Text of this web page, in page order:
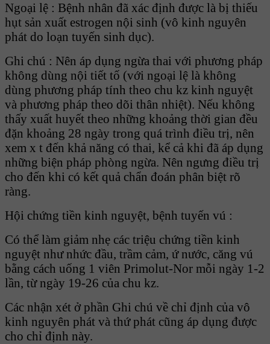
Ngoại lệ : Bệnh nhân đã xác định được là bị thiếu
hụt sản xuất estrogen nội sinh (vô kinh nguyên
phát do loạn tuyến sinh dục).
Ghi chú : Nên áp dụng ngừa thai với phương pháp
không dùng nội tiết tố (với ngoại lệ là không
dùng phương pháp tính theo chu kz kinh nguyệt
và phương pháp theo dõi thân nhiệt). Nếu không
thấy xuất huyết theo những khoảng thời gian đều
đặn khoảng 28 ngày trong quá trình điều trị, nên
xem x t đến khả năng có thai, kể cả khi đã áp dụng
những biện pháp phòng ngừa. Nên ngưng điều trị
cho đến khi có kết quả chẩn đoán phân biệt rõ
ràng.
Hội chứng tiền kinh nguyệt, bệnh tuyến vú :
Có thể làm giảm nhẹ các triệu chứng tiền kinh
nguyệt như nhức đầu, trầm cảm, ứ nước, căng vú
bằng cách uống 1 viên Primolut-Nor mỗi ngày 1-2
lần, từ ngày 19-26 của chu kz.
Các nhận xét ở phần Ghi chú về chỉ định của vô
kinh nguyên phát và thứ phát cũng áp dụng được
cho chỉ định này.